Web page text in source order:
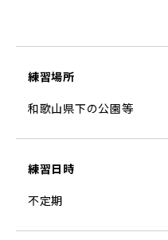
練習場所
和歌山県下の公園等
練習日時
不定期